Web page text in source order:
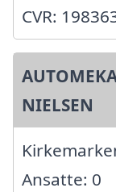
CVR:
NIELSEN
Ansatte: 0